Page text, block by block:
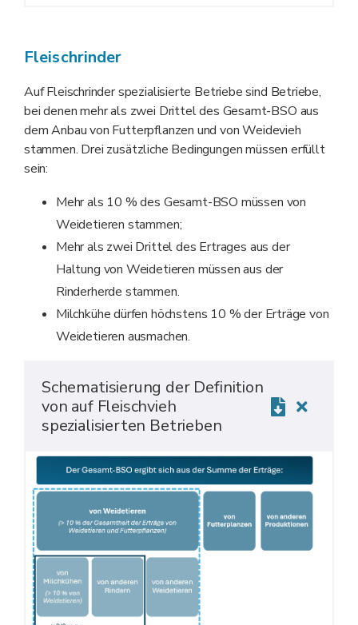
Fleischrinder
Auf Fleischrinder spezialisierte Betriebe sind Betriebe,
bei denen mehr als zwei Drittel des Gesamt-BSO aus
dem Anbau von Futterpflanzen und von Weidevieh
stammen. Drei zusätzliche Bedingungen müssen erfüllt
sein:
Mehr als 10 % des Gesamt-BSO müssen von
Weidetieren stammen;
Mehr als zwei Drittel des Ertrages aus der
Haltung von Weidetieren müssen aus der
Rinderherde stammen.
Milchkühe dürfen höchstens 10 % der Erträge von
Weidetieren ausmachen.
Schematisierung der Definition
von auf Fleischvieh
spezialisierten Betrieben